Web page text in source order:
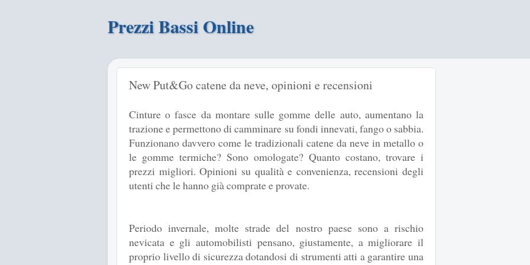
Prezzi Bassi Online
New Put&Go catene da neve, opinioni e recensioni
Cinture o fasce da montare sulle gomme delle auto, aumentano la
trazione e permettono di camminare su fondi innevati, fango o sabbia.
Funzionano davvero come le tradizionali catene da neve in metallo o
le gomme termiche? Sono omologate? Quanto costano, trovare i
prezzi migliori. Opinioni su qualità e convenienza, recensioni degli
utenti che le hanno già comprate e provate.
Periodo invernale, molte strade del nostro paese sono a rischio
nevicata e gli automobilisti pensano, giustamente, a migliorare il
proprio livello di sicurezza dotandosi di strumenti atti a garantire una